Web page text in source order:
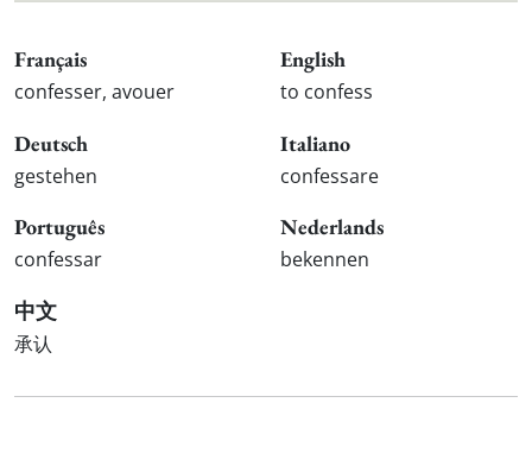
Français
confesser, avouer
English
to confess
Deutsch
gestehen
Italiano
confessare
Português
confessar
Nederlands
bekennen
中文
承认